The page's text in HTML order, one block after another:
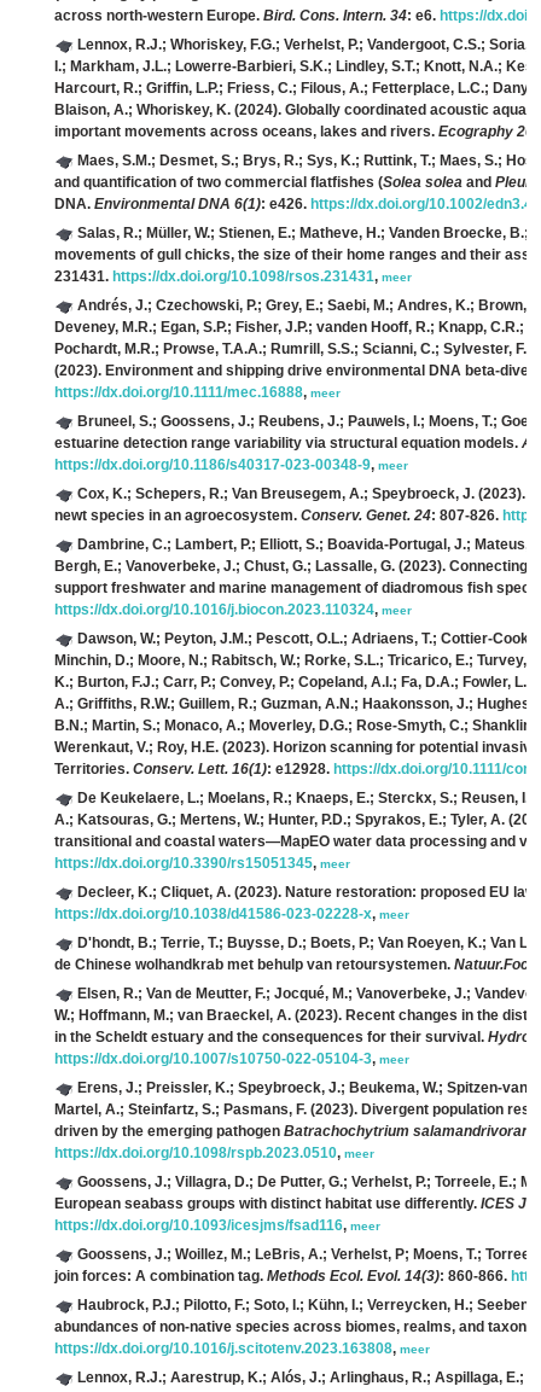
across north-western Europe. Bird. Cons. Intern. 34: e6. https://
Lennox, R.J.; Whoriskey, F.G.; Verhelst, P.; Vandergoot, C.S.;
I.; Markham, J.L.; Lowerre-Barbieri, S.K.; Lindley, S.T.; Knott, N.A.;
Harcourt, R.; Griffin, L.P.; Friess, C.; Filous, A.; Fetterplace, L.C.;
Blaison, A.; Whoriskey, K. (2024). Globally coordinated acoustic
important movements across oceans, lakes and rivers. Ecography
Maes, S.M.; Desmet, S.; Brys, R.; Sys, K.; Ruttink, T.; Maes, S.;
and quantification of two commercial flatfishes (Solea solea and
DNA. Environmental DNA 6(1): e426. https://dx.doi.org/10.1002/
Salas, R.; Müller, W.; Stienen, E.; Matheve, H.; Vanden Broecke, B.;
movements of gull chicks, the size of their home ranges and their
231431. https://dx.doi.org/10.1098/rsos.231431, meer
Andrés, J.; Czechowski, P.; Grey, E.; Saebi, M.; Andres, K.; Brown,
Deveney, M.R.; Egan, S.P.; Fisher, J.P.; vanden Hooff, R.; Knapp, C.R.;
Pochardt, M.R.; Prowse, T.A.A.; Rumrill, S.S.; Scianni, C.; Sylvester, F.;
(2023). Environment and shipping drive environmental DNA
https://dx.doi.org/10.1111/mec.16888, meer
Bruneel, S.; Goossens, J.; Reubens, J.; Pauwels, I.; Moens, T.;
estuarine detection range variability via structural equation models.
https://dx.doi.org/10.1186/s40317-023-00348-9, meer
Cox, K.; Schepers, R.; Van Breusegem, A.; Speybroeck, J. (2023).
newt species in an agroecosystem. Conserv. Genet. 24: 807-826.
Dambrine, C.; Lambert, P.; Elliott, S.; Boavida-Portugal, J.; Mateus,
Bergh, E.; Vanoverbeke, J.; Chust, G.; Lassalle, G. (2023). Connecting
support freshwater and marine management of diadromous fish
https://dx.doi.org/10.1016/j.biocon.2023.110324, meer
Dawson, W.; Peyton, J.M.; Pescott, O.L.; Adriaens, T.; Cottier-
Minchin, D.; Moore, N.; Rabitsch, W.; Rorke, S.L.; Tricarico, E.;
K.; Burton, F.J.; Carr, P.; Convey, P.; Copeland, A.I.; Fa, D.A.; Fowler,
A.; Griffiths, R.W.; Guillem, R.; Guzman, A.N.; Haakonsson, J.;
B.N.; Martin, S.; Monaco, A.; Moverley, D.G.; Rose-Smyth, C.;
Werenkaut, V.; Roy, H.E. (2023). Horizon scanning for potential
Territories. Conserv. Lett. 16(1): e12928. https://dx.doi.org/10.1111/
De Keukelaere, L.; Moelans, R.; Knaeps, E.; Sterckx, S.; Reusen,
A.; Katsouras, G.; Mertens, W.; Hunter, P.D.; Spyrakos, E.; Tyler, A.
transitional and coastal waters—MapEO water data processing and
https://dx.doi.org/10.3390/rs15051345, meer
Decleer, K.; Cliquet, A. (2023). Nature restoration: proposed EU
https://dx.doi.org/10.1038/d41586-023-02228-x, meer
D'hondt, B.; Terrie, T.; Buysse, D.; Boets, P.; Van Roeyen, K.; Van
de Chinese wolhandkrab met behulp van retoursystemen.
Elsen, R.; Van de Meutter, F.; Jocqué, M.; Vanoverbeke, J.;
W.; Hoffmann, M.; van Braeckel, A. (2023). Recent changes in the
in the Scheldt estuary and the consequences for their survival.
https://dx.doi.org/10.1007/s10750-022-05104-3, meer
Erens, J.; Preissler, K.; Speybroeck, J.; Beukema, W.; Spitzen-van
Martel, A.; Steinfartz, S.; Pasmans, F. (2023). Divergent population
driven by the emerging pathogen Batrachochytrium salamandrivorans
https://dx.doi.org/10.1098/rspb.2023.0510, meer
Goossens, J.; Villagra, D.; De Putter, G.; Verhelst, P.; Torreele, E.;
European seabass groups with distinct habitat use differently. ICES J.
https://dx.doi.org/10.1093/icesjms/fsad116, meer
Goossens, J.; Woillez, M.; LeBris, A.; Verhelst, P; Moens, T.;
join forces: A combination tag. Methods Ecol. Evol. 14(3): 860-866.
Haubrock, P.J.; Pilotto, F.; Soto, I.; Kühn, I.; Verreycken, H.;
abundances of non-native species across biomes, realms, and
https://dx.doi.org/10.1016/j.scitotenv.2023.163808, meer
Lennox, R.J.; Aarestrup, K.; Alós, J.; Arlinghaus, R.; Aspillaga, E.;